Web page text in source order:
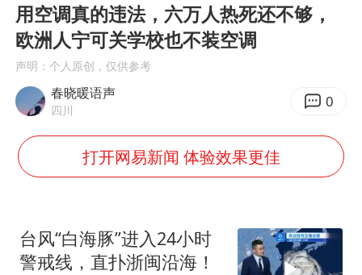
以军士兵把枪口对准中国记者
《龙餐馆》 冲奖
笔试第一被劝弃考涉事副校长被撤职
挡“张雪机车”民进党当局怕什么
用空调真的违法，六万人热死还不够，
欧洲人宁可关学校也不装空调
声明：个人原创，仅供参考
春晓暖语声
四川 0
打开网易新闻 体验效果更佳
台风“白海豚”进入24小时
警戒线，直扑浙闽沿海！